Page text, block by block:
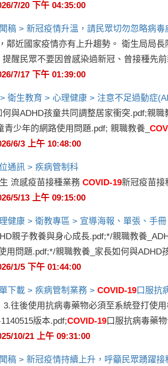
7/20 下午 04:35:00
稿 > 新冠疫情升溫，請民眾切勿忽略病
鄰近國家疫情亦有上升趨勢。 衛生局局
提醒民眾不要因曾感染過新冠、曾接種先
7/17 下午 01:39:00
衛生教育 > 心理健康 > 注意不足過動症
與ADHD孩童共同調整居家衝突.pdf;親
青少年的網路使用問題.pdf; 親職教養_
6/3 上午 10:48:00
通訊 > 疾病管制科
流感疫苗接種業務 COVID-19新冠疫苗接
5/13 上午 09:15:00
健康 > 衛教專區 > 宣導海報、單張、手
親子教養與身心成長.pdf;*/親職教養
用問題.pdf;*/親職教養_家長如何與ADHD
1/5 下午 01:44:00
下載 > 疾病管制業務 > COVID-19口服抗
3.往後使用抗病毒藥物必須至系統登打使
版本.pdf;COVID-19口服抗病毒藥
10/21 上午 09:31:00
稿 > 新冠疫情持續上升，呼籲民眾踴躍